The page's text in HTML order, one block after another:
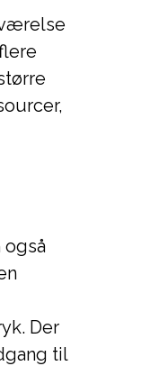
også
Der
til